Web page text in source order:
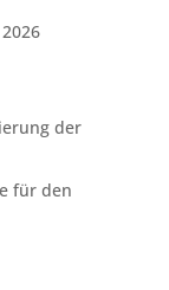
der
für den